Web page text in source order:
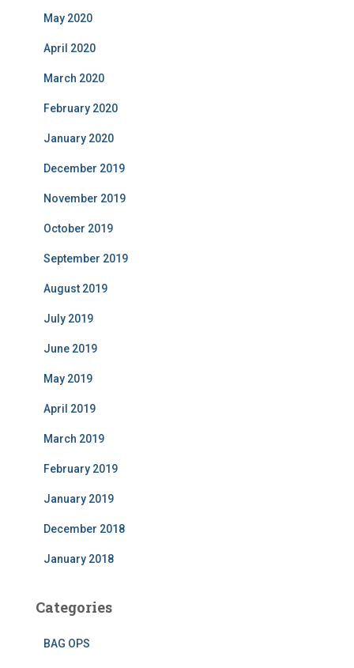
May 2020
April 2020
March 2020
February 2020
January 2020
December 2019
November 2019
October 2019
September 2019
August 2019
July 2019
June 2019
May 2019
April 2019
March 2019
February 2019
January 2019
December 2018
January 2018
Categories
BAG OPS